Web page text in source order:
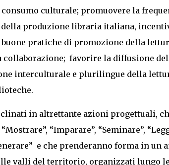
culturale; promuovere la
produzione libraria italiana,
pratiche di promozione della
favorire la diffusione
interculturale e plurilingue della
in altrettante azioni progettuali,
“Imparare”, “Seminare”,
e che prenderanno forma in
valli del territorio, organizzati lungo le